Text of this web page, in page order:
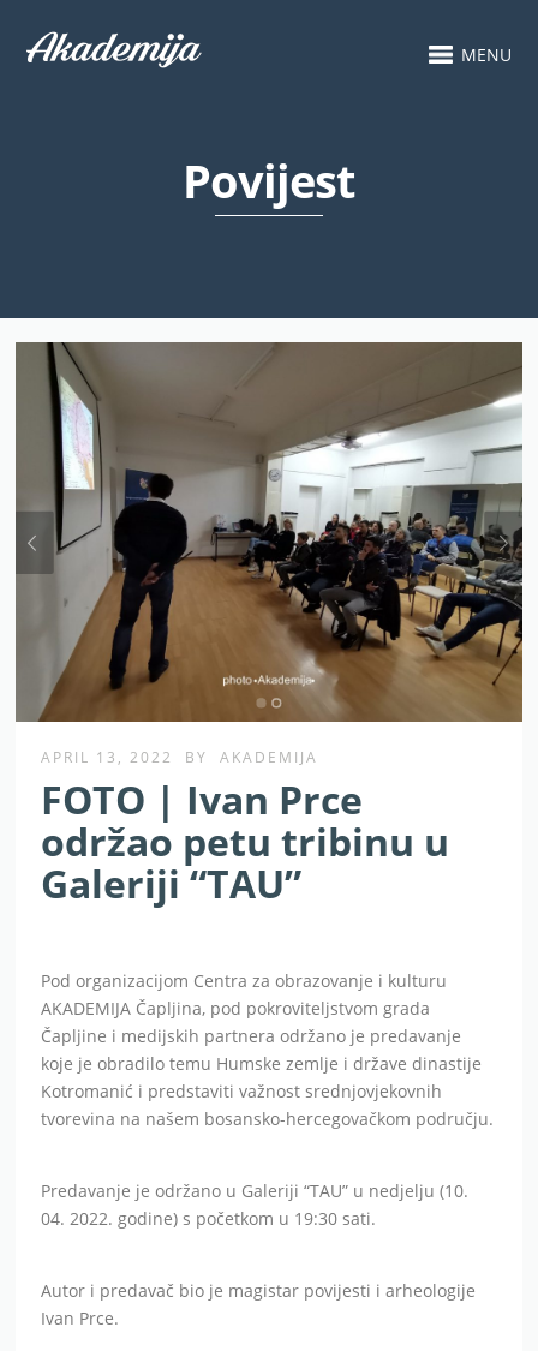
MENU
Povijest
APRIL 13, 2022 BY AKADEMIJA
FOTO | Ivan Prce
održao petu tribinu u
Galeriji “TAU”
Pod organizacijom Centra za obrazovanje i kulturu
AKADEMIJA Čapljina, pod pokroviteljstvom grada
Čapljine i medijskih partnera održano je predavanje
koje je obradilo temu Humske zemlje i države dinastije
Kotromanić i predstaviti važnost srednjovjekovnih
tvorevina na našem bosansko-hercegovačkom području.
Predavanje je održano u Galeriji “TAU” u nedjelju (10.
04. 2022. godine) s početkom u 19:30 sati.
Autor i predavač bio je magistar povijesti i arheologije
Ivan Prce.